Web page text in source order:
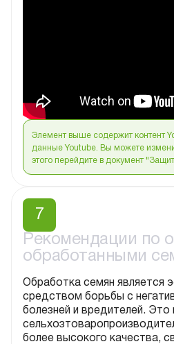
Элемент выше содержит контент
данные Youtube. Вы можете
этого перейдите в документ
7
Рекомендации по
обработанными
Обработка семян является
средством борьбы с
болезней и вредителей. Это
более высокого качества,